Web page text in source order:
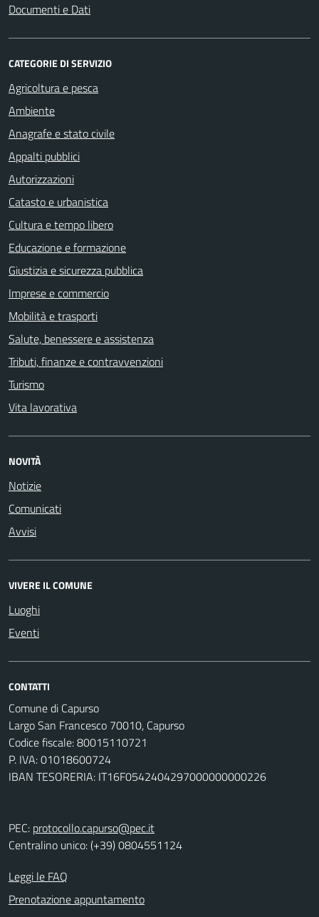
Documenti e Dati
CATEGORIE DI SERVIZIO
Agricoltura e pesca
Ambiente
Anagrafe e stato civile
Appalti pubblici
Autorizzazioni
Catasto e urbanistica
Cultura e tempo libero
Educazione e formazione
Giustizia e sicurezza pubblica
Imprese e commercio
Mobilità e trasporti
Salute, benessere e assistenza
Tributi, finanze e contravvenzioni
Turismo
Vita lavorativa
NOVITÀ
Notizie
Comunicati
Avvisi
VIVERE IL COMUNE
Luoghi
Eventi
CONTATTI
Comune di Capurso
Largo San Francesco 70010, Capurso
Codice fiscale: 80015110721
P. IVA: 01018600724
IBAN TESORERIA: IT16F0542404297000000000226
PEC: protocollo.capurso@pec.it
Centralino unico: (+39) 0804551124
Leggi le FAQ
Prenotazione appuntamento